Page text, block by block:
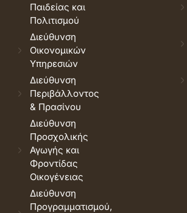
Παιδείας και
Πολιτισμού
Διεύθυνση
Οικονομικών
Υπηρεσιών
Διεύθυνση
Περιβάλλοντος
& Πρασίνου
Διεύθυνση
Προσχολικής
Αγωγής και
Φροντίδας
Οικογένειας
Διεύθυνση
Προγραμματισμού,